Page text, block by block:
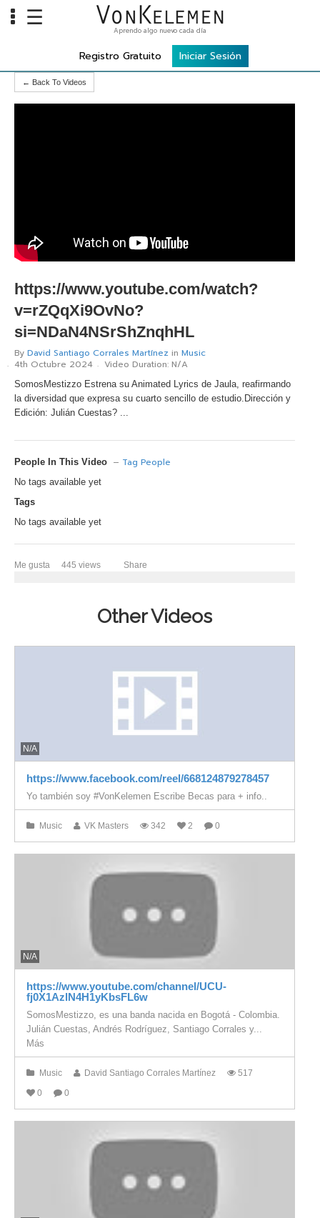
Home
Cursos
vLearn
vKonnect
vKontact
vBox
vPages
Notifications
☰ Aprendo algo nuevo cada día
Registro Gratuito Iniciar Sesión
← Back To Videos
https://www.youtube.com/watch?
v=rZQqXi9OvNo?
si=NDaN4NSrShZnqhHL
By David Santiago Corrales Martínez in Music
4th Octubre 2024
Video Duration: N/A
SomosMestizzo Estrena su Animated Lyrics de Jaula, reafirmando
la diversidad que expresa su cuarto sencillo de estudio.Dirección y
Edición: Julián Cuestas? ...
People In This Video – Tag People
No tags available yet
Tags
No tags available yet
Me gusta 445 views Share
Other Videos
N/A
https://www.facebook.com/reel/668124879278457
Yo también soy #VonKelemen Escribe Becas para + info..
Music VK Masters 342 2 0
N/A
https://www.youtube.com/channel/UCU-
fj0X1AzlN4H1yKbsFL6w
SomosMestizzo, es una banda nacida en Bogotá - Colombia.
Julián Cuestas, Andrés Rodríguez, Santiago Corrales y...
Más
Music David Santiago Corrales Martínez
517
0
0